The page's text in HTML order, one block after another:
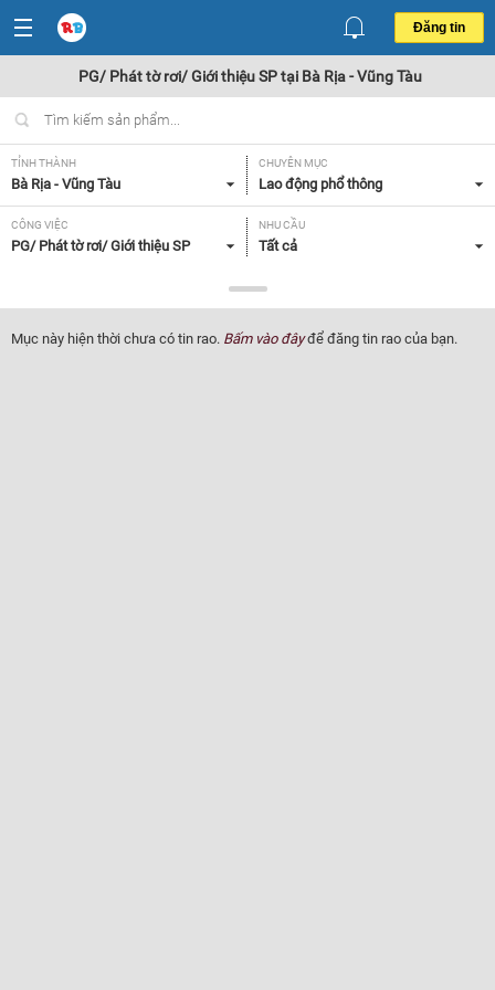
Đăng tin
PG/ Phát tờ rơi/ Giới thiệu SP tại Bà Rịa - Vũng Tàu
TỈNH THÀNH
Bà Rịa - Vũng Tàu
CHUYÊN MỤC
Lao động phổ thông
CÔNG VIỆC
PG/ Phát tờ rơi/ Giới thiệu SP
NHU CẦU
Tất cả
Tất cả
Mục này hiện thời chưa có tin rao. Bấm vào đâyđể đăng tin rao của bạn.